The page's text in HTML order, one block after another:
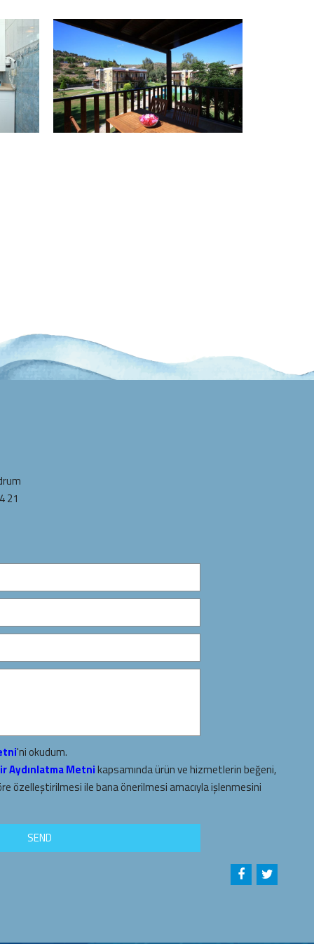
21
'ni okudum.
Aydınlatma Metnikapsamında ürün ve hizmetlerin beğeni,
özelleştirilmesi ile bana önerilmesi amacıyla işlenmesini
SEND